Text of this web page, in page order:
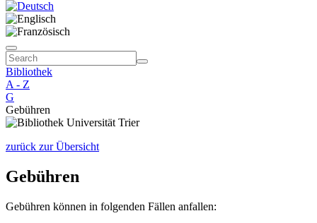
Bibliothek
A - Z
G
Gebühren
zurück zur Übersicht
Gebühren
Gebühren können in folgenden Fällen anfallen: